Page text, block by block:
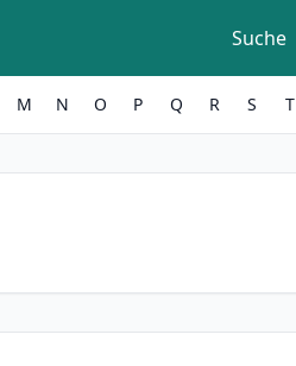
Suche
M N O P Q R S T